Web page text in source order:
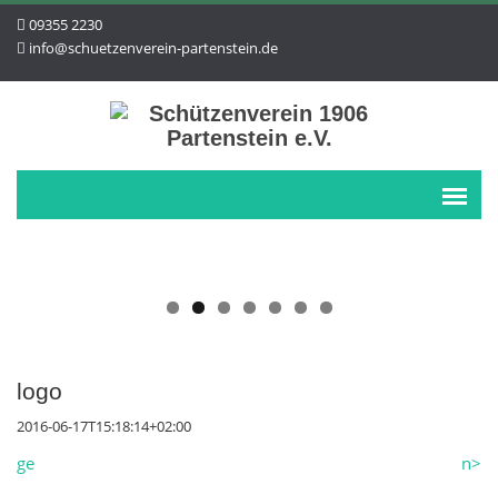
09355 2230
info@schuetzenverein-partenstein.de
logo
2016-06-17T15:18:14+02:00
ge n>